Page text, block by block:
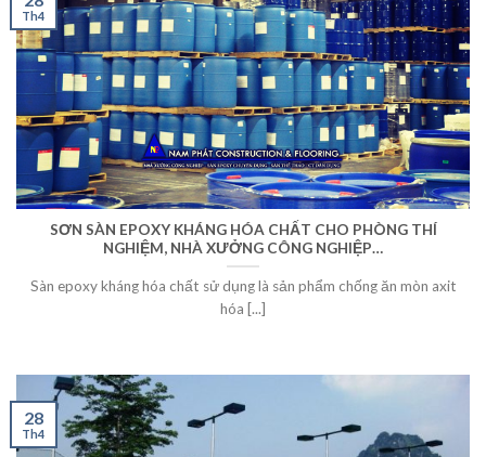
SƠN SÀN EPOXY KHÁNG HÓA CHẤT CHO PHÒNG THÍ
NGHIỆM, NHÀ XƯỞNG CÔNG NGHIỆP…
Sàn epoxy kháng hóa chất sử dụng là sản phẩm chống ăn mòn axit
hóa [...]
Th4
28
Th4